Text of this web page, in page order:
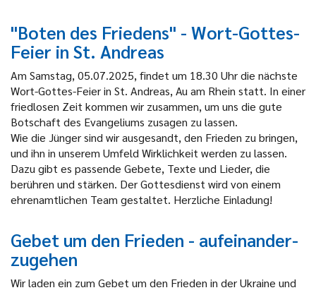
"Boten des Friedens" - Wort-Gottes-
Feier in St. Andreas
Am Samstag, 05.07.2025, findet um 18.30 Uhr die nächste
Wort-Gottes-Feier in St. Andreas, Au am Rhein statt. In einer
friedlosen Zeit kommen wir zusammen, um uns die gute
Botschaft des Evangeliums zusagen zu lassen.
Wie die Jünger sind wir ausgesandt, den Frieden zu bringen,
und ihn in unserem Umfeld Wirklichkeit werden zu lassen.
Dazu gibt es passende Gebete, Texte und Lieder, die
berühren und stärken. Der Gottesdienst wird von einem
ehrenamtlichen Team gestaltet. Herzliche Einladung!
Gebet um den Frieden - aufeinander-
zugehen
Wir laden ein zum Gebet um den Frieden in der Ukraine und